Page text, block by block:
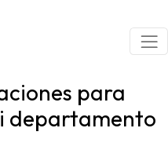
para
departamento